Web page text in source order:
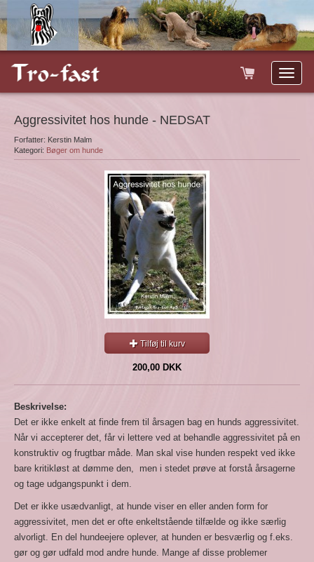
Toggle
Aggressivitet hos hunde - NEDSAT
Forfatter: Kerstin Malm
Kategori: Bøger om hunde
Tilføj til kurv
200,00 DKK
Beskrivelse:
Det er ikke enkelt at finde frem til årsagen bag en hunds aggressivitet.
Når vi accepterer det, får vi lettere ved at behandle aggressivitet på en
konstruktiv og frugtbar måde. Man skal vise hunden respekt ved ikke
bare kritikløst at dømme den, men i stedet prøve at forstå årsagerne
og tage udgangspunkt i dem.
Det er ikke usædvanligt, at hunde viser en eller anden form for
aggressivitet, men det er ofte enkeltstående tilfælde og ikke særlig
alvorligt. En del hundeejere oplever, at hunden er besværlig og f.eks.
gør og gør udfald mod andre hunde. Mange af disse problemer